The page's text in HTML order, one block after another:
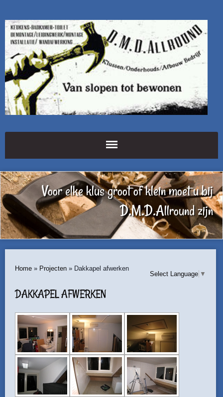
Voor elke klus groot of klein moet u bij
D.M.D.Allround zijn
Select Language ▼
Home » Projecten » Dakkapel afwerken
DAKKAPEL AFWERKEN